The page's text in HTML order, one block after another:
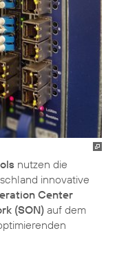
nutzen die
innovative
Center
(SON) auf dem